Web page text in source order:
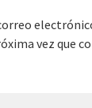
vez que